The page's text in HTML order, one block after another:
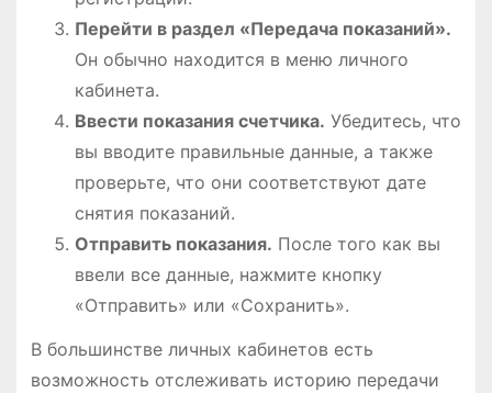
Перейти в раздел «Передача показаний».
Он обычно находится в меню личного
кабинета.
Ввести показания счетчика. Убедитесь, что
вы вводите правильные данные, а также
проверьте, что они соответствуют дате
снятия показаний.
Отправить показания. После того как вы
ввели все данные, нажмите кнопку
«Отправить» или «Сохранить».
В большинстве личных кабинетов есть
возможность отслеживать историю передачи